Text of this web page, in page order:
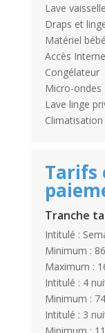
Lave vaisselle
Draps et
Matériel bébé
Accès
Congélateur
Micro-ondes
Lave linge
Climatisation
Tarifs
Tranche
Intitulé :
Minimum :
Maximum :
Intitulé : 4
Minimum :
Intitulé : 3